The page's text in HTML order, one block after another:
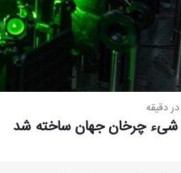
شیء چرخان جهان ساخته شد